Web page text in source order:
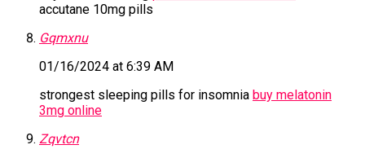
accutane 10mg pills
Gqmxnu
01/16/2024 at 6:39 AM
strongest sleeping pills for insomnia buy melatonin
3mg online
Zqvtcn